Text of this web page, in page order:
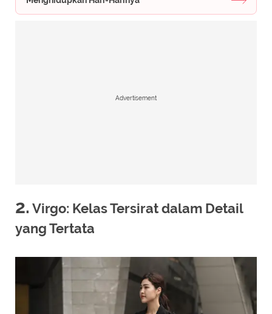
Advertisement
2. Virgo: Kelas Tersirat dalam Detail
yang Tertata